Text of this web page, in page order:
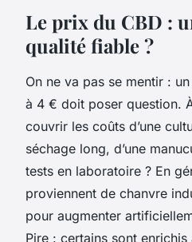
Le prix du CBD :
qualité fiable ?
On ne va pas se mentir :
à 4 € doit poser question.
couvrir les coûts d’une
séchage long, d’une
tests en laboratoire ? En
proviennent de chanvre
pour augmenter
Pire : certains sont